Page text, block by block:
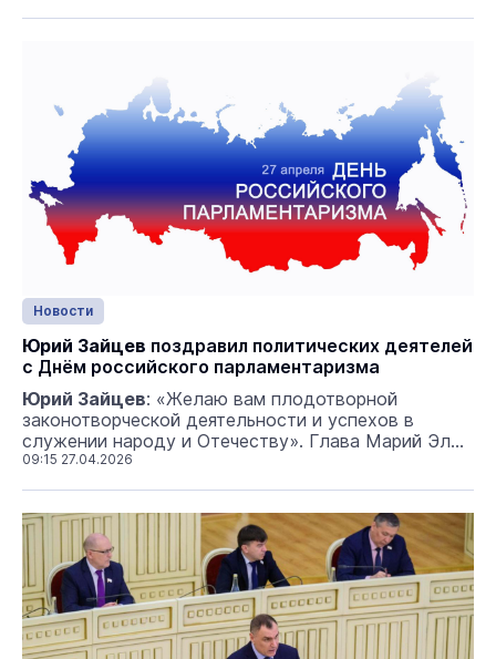
Новости
Юрий Зайцев поздравил политических деятелей
с Днём российского парламентаризма
Юрий Зайцев: «Желаю вам плодотворной
законотворческой деятельности и успехов в
служении народу и Отечеству». Глава Марий Эл
поздравил членов ...
09:15 27.04.2026